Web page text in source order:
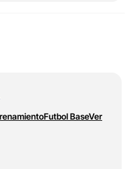
Futbol BaseVer